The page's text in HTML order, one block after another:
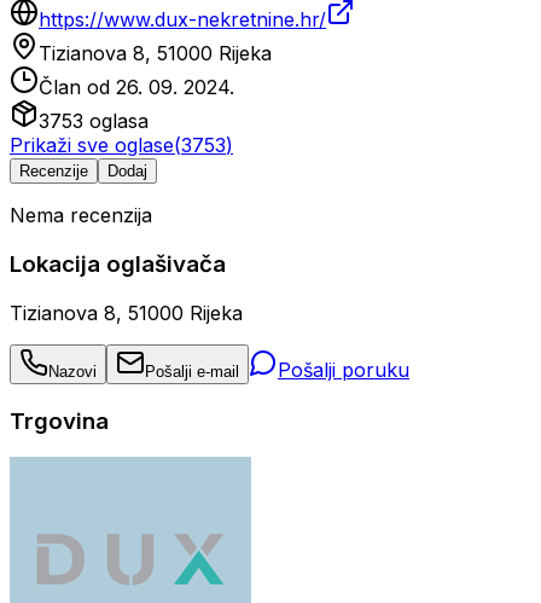
https://www.dux-nekretnine.hr/
Tizianova 8, 51000 Rijeka
Član od 26. 09. 2024.
3753 oglasa
Prikaži sve oglase(3753)
Recenzije Dodaj
Nema recenzija
Lokacija oglašivača
Tizianova 8, 51000 Rijeka
Nazovi Pošalji e-mail Pošalji poruku
Trgovina